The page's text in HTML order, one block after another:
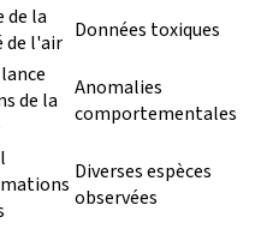
de la
de l'air Données toxiques
de la
Anomalies
comportementales
Diverses espèces
observées